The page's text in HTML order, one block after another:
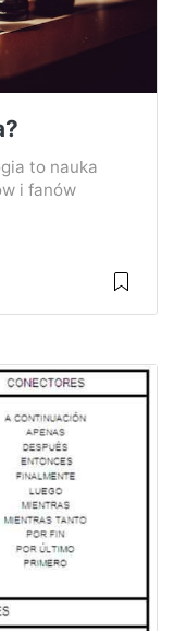
to nauka
i fanów